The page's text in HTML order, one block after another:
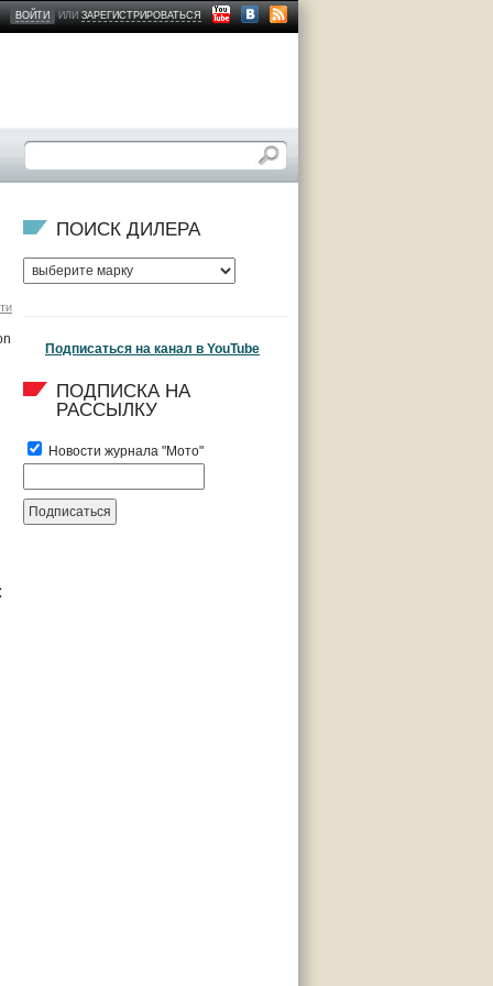
ВОЙТИ ИЛИЗАРЕГИСТРИРОВАТЬСЯ
ПОИСК ДИЛЕРА
Подписаться на канал в YouTube
ПОДПИСКА НА
РАССЫЛКУ
Новости журнала "Мото"